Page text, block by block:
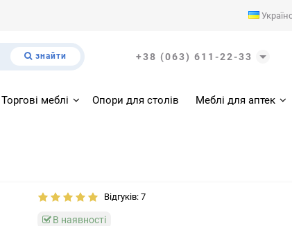
знайти +38 (063) 611-22-33
Торгові меблі Опори для столів Меблі для аптек
Відгуків: 7
В наявності